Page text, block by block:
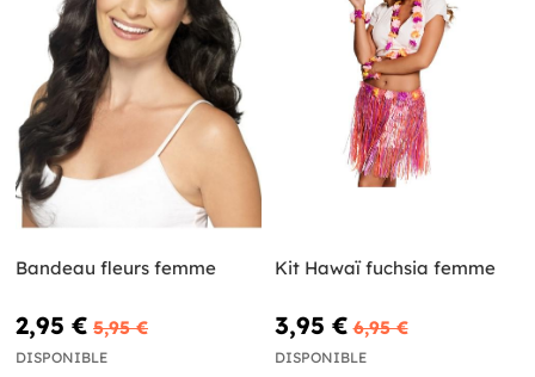
Bandeau fleurs femme
2,95 € 5,95 €
DISPONIBLE
Kit Hawaï fuchsia femme
3,95 € 6,95 €
DISPONIBLE